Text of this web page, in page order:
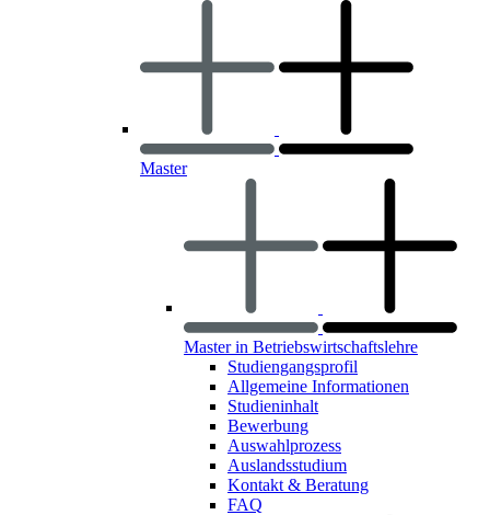
Master
Master in Betriebswirtschaftslehre
Studiengangsprofil
Allgemeine Informationen
Studieninhalt
Bewerbung
Auswahlprozess
Auslandsstudium
Kontakt & Beratung
FAQ